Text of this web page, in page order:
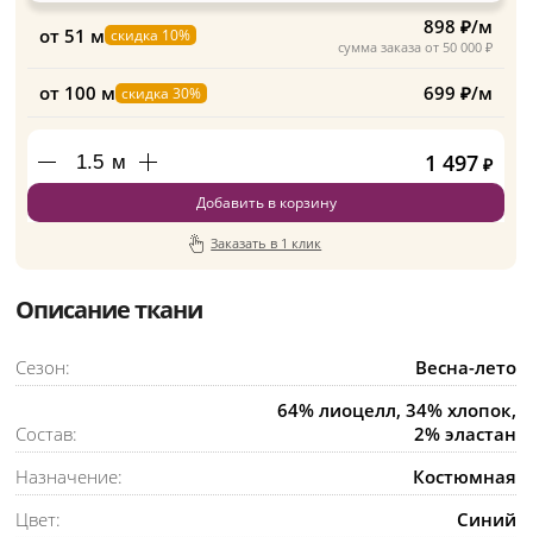
от 51 м скидка 10%
сумма заказа от 50 000 ₽
898 ₽/м
от 100 м скидка 30% 699 ₽/м
м 1 497 ₽
Добавить в корзину
Заказать в 1 клик
Описание ткани
Сезон: Весна-лето
Состав:
64% лиоцелл, 34% хлопок,
2% эластан
Назначение:
Костюмная
Цвет:
Синий